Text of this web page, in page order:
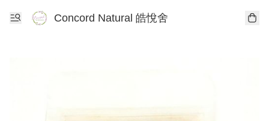
Concord Natural 皓悅舍